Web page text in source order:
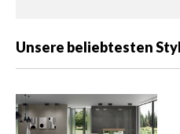
Unsere beliebtesten